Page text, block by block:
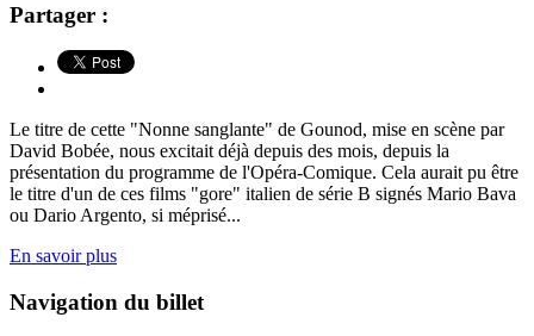
Partager :
Le titre de cette "Nonne sanglante" de Gounod, mise en scène par
David Bobée, nous excitait déjà depuis des mois, depuis la
présentation du programme de l'Opéra-Comique. Cela aurait pu être
le titre d'un de ces films "gore" italien de série B signés Mario Bava
ou Dario Argento, si méprisé...
En savoir plus
Navigation du billet